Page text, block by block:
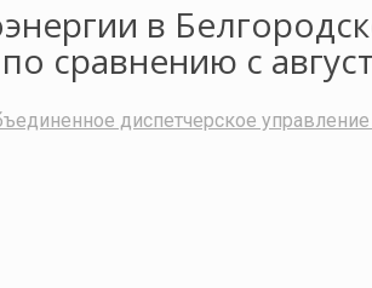
в
сравнению с
диспетчерское